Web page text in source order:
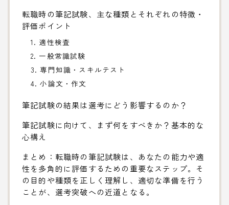
転職時の筆記試験、主な種類とそれぞれの特徴・
評価ポイント
1. 適性検査
2. 一般常識試験
3. 専門知識・スキルテスト
4. 小論文・作文
筆記試験の結果は選考にどう影響するのか？
筆記試験に向けて、まず何をすべきか？基本的な
心構え
まとめ：転職時の筆記試験は、あなたの能力や適
性を多角的に評価するための重要なステップ。そ
の目的や種類を正しく理解し、適切な準備を行う
ことが、選考突破への近道となる。